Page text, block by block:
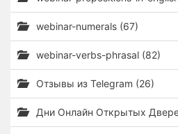
webinar-numerals (67)
webinar-verbs-phrasal (82)
Отзывы из Telegram (26)
Дни Онлайн Открытых